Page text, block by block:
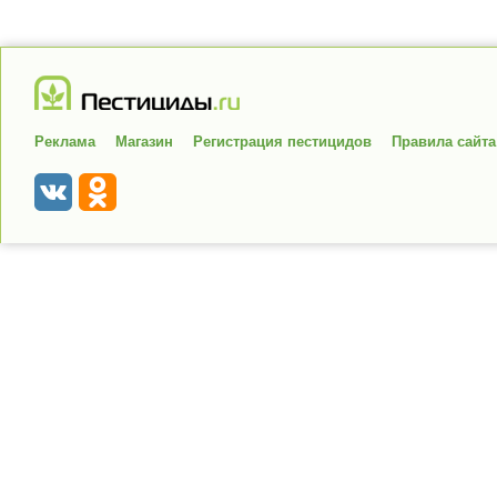
Реклама Магазин Регистрация пестицидов Правила сайта